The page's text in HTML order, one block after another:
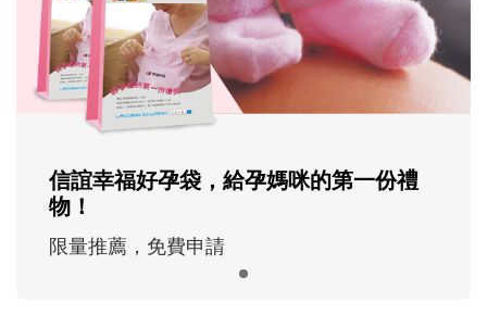
信誼幸福好孕袋，給孕媽咪的第一份禮
物！
限量推薦，免費申請